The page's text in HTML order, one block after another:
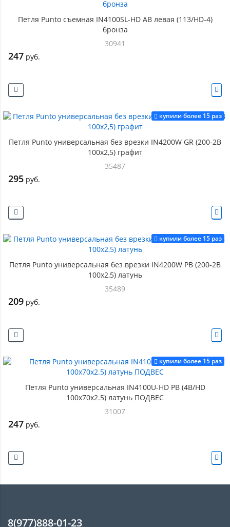
Петля Punto съемная IN4100SL-HD AB левая (113/HD-4)
бронза
30941
247 руб.
купили более 15 раз
Петля Punto универсальная без врезки IN4200W GR (200-2B
100x2,5) графит
35487
295 руб.
купили более 15 раз
Петля Punto универсальная без врезки IN4200W PB (200-2B
100x2,5) латунь
35489
209 руб.
купили более 15 раз
Петля Punto универсальная IN4100U-HD PB (4B/HD
100х70х2.5) латунь ПОДВЕС
31007
247 руб.
8(977)888-01-23